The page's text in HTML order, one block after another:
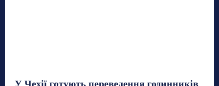
У Чехії готують переведення годинників